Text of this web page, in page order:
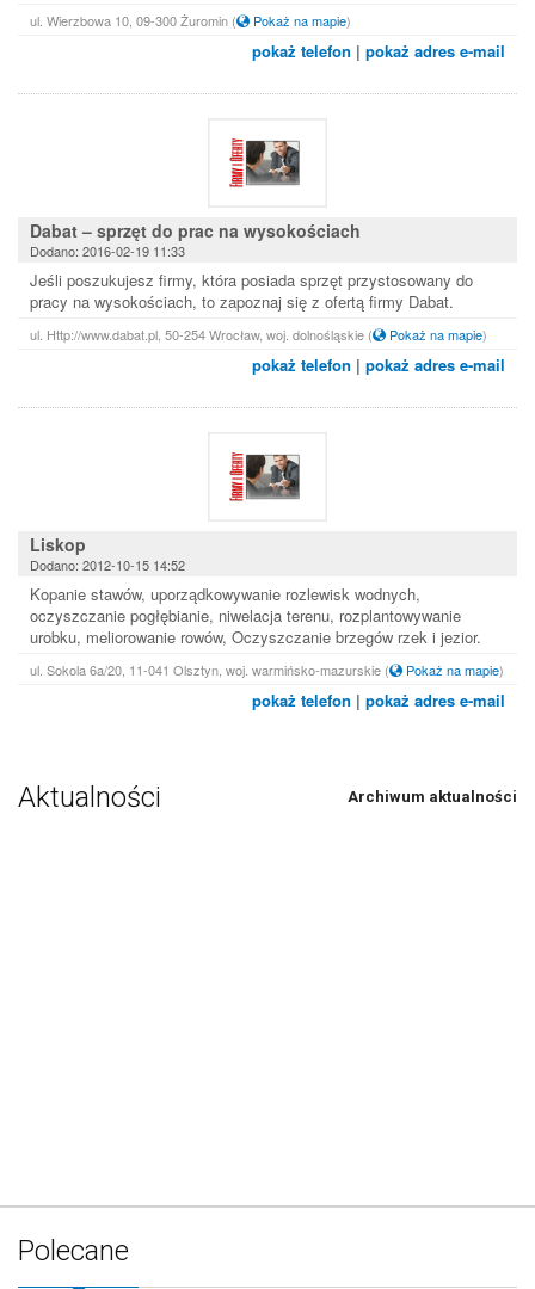
ul. Wierzbowa 10, 09-300 Żuromin ( Pokaż na mapie)
pokaż telefon | pokaż adres e-mail
Dabat – sprzęt do prac na wysokościach
Dodano: 2016-02-19 11:33
Jeśli poszukujesz firmy, która posiada sprzęt przystosowany do
pracy na wysokościach, to zapoznaj się z ofertą firmy Dabat.
ul. Http://www.dabat.pl, 50-254 Wrocław, woj. dolnośląskie ( Pokaż na mapie)
pokaż telefon | pokaż adres e-mail
Liskop
Dodano: 2012-10-15 14:52
Kopanie stawów, uporządkowywanie rozlewisk wodnych,
oczyszczanie pogłębianie, niwelacja terenu, rozplantowywanie
urobku, meliorowanie rowów, Oczyszczanie brzegów rzek i jezior.
ul. Sokola 6a/20, 11-041 Olsztyn, woj. warmińsko-mazurskie ( Pokaż na mapie)
pokaż telefon | pokaż adres e-mail
Aktualności Archiwum aktualności
Polecane